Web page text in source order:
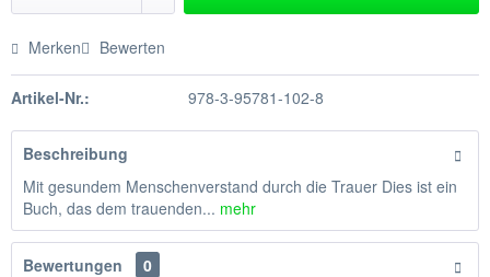
Merken Bewerten
Artikel-Nr.: 978-3-95781-102-8
Beschreibung
Mit gesundem Menschenverstand durch die Trauer Dies ist ein
Buch, das dem trauenden... mehr
Bewertungen
0